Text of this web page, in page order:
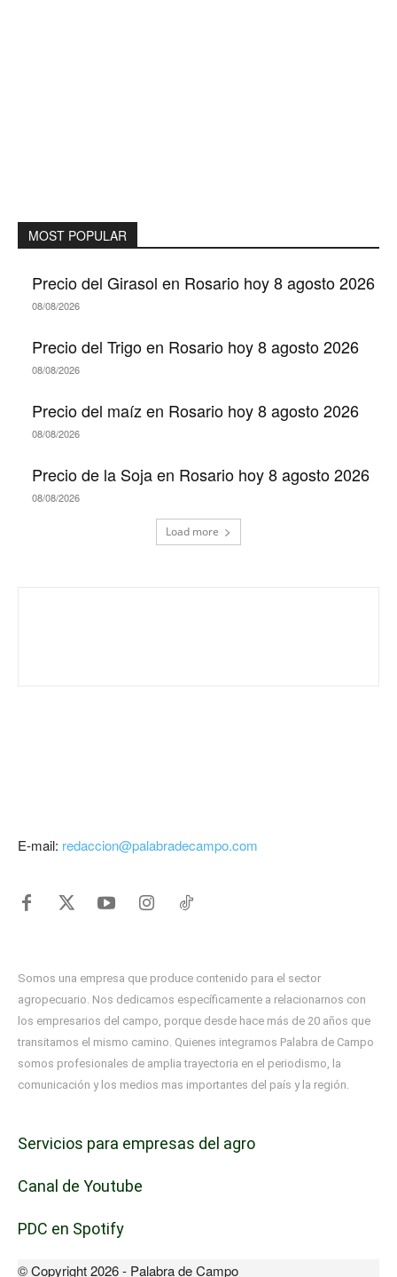
MOST POPULAR
Precio del Girasol en Rosario hoy 8 agosto 2026
08/08/2026
Precio del Trigo en Rosario hoy 8 agosto 2026
08/08/2026
Precio del maíz en Rosario hoy 8 agosto 2026
08/08/2026
Precio de la Soja en Rosario hoy 8 agosto 2026
08/08/2026
Load more
E-mail: redaccion@palabradecampo.com
Somos una empresa que produce contenido para el sector
agropecuario. Nos dedicamos específicamente a relacionarnos con
los empresarios del campo, porque desde hace más de 20 años que
transitamos el mismo camino. Quienes integramos Palabra de Campo
somos profesionales de amplia trayectoria en el periodismo, la
comunicación y los medios mas importantes del país y la región.
Servicios para empresas del agro
Canal de Youtube
PDC en Spotify
© Copyright 2026 - Palabra de Campo